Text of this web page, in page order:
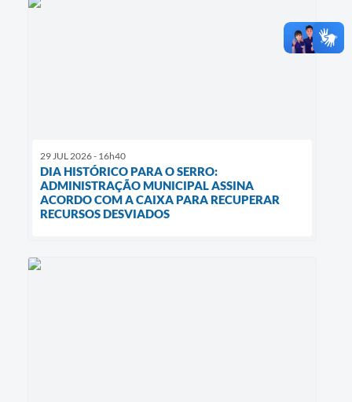
29 JUL 2026 - 16h40
DIA HISTÓRICO PARA O SERRO:
ADMINISTRAÇÃO MUNICIPAL ASSINA
ACORDO COM A CAIXA PARA RECUPERAR
RECURSOS DESVIADOS